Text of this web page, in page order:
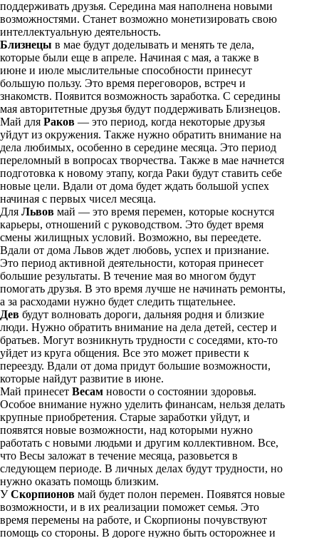
поддерживать друзья. Середина мая наполнена новыми
возможностями. Станет возможно монетизировать свою
интеллектуальную деятельность.
Близнецы в мае будут доделывать и менять те дела,
которые были еще в апреле. Начиная с мая, а также в
июне и июле мыслительные способности принесут
большую пользу. Это время переговоров, встреч и
знакомств. Появится возможность заработка. С середины
мая авторитетные друзья будут поддерживать Близнецов.
Май для Раков — это период, когда некоторые друзья
уйдут из окружения. Также нужно обратить внимание на
дела любимых, особенно в середине месяца. Это период
переломный в вопросах творчества. Также в мае начнется
подготовка к новому этапу, когда Раки будут ставить себе
новые цели. Вдали от дома будет ждать большой успех
начиная с первых чисел месяца.
Для Львов май — это время перемен, которые коснутся
карьеры, отношений с руководством. Это будет время
смены жилищных условий. Возможно, вы переедете.
Вдали от дома Львов ждет любовь, успех и признание.
Это период активной деятельности, которая принесет
большие результаты. В течение мая во многом будут
помогать друзья. В это время лучше не начинать ремонты,
а за расходами нужно будет следить тщательнее.
Дев будут волновать дороги, дальняя родня и близкие
люди. Нужно обратить внимание на дела детей, сестер и
братьев. Могут возникнуть трудности с соседями, кто-то
уйдет из круга общения. Все это может привести к
переезду. Вдали от дома придут большие возможности,
которые найдут развитие в июне.
Май принесет Весам новости о состоянии здоровья.
Особое внимание нужно уделить финансам, нельзя делать
крупные приобретения. Старые заработки уйдут, и
появятся новые возможности, над которыми нужно
работать с новыми людьми и другим коллективном. Все,
что Весы заложат в течение месяца, разовьется в
следующем периоде. В личных делах будут трудности, но
нужно оказать помощь близким.
УСкорпионов май будет полон перемен. Появятся новые
возможности, и в их реализации поможет семья. Это
время перемены на работе, и Скорпионы почувствуют
помощь со стороны. В дороге нужно быть осторожнее и